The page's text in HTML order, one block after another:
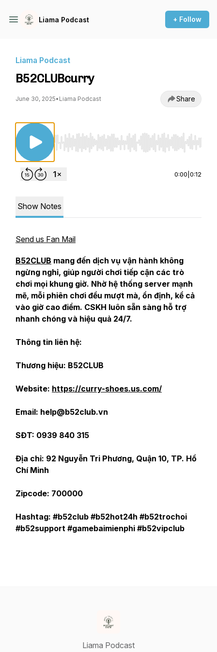
Liama Podcast + Follow
Liama Podcast
B52CLUBcurry
June 30, 2025• Liama Podcast Share
Use Left/Right to seek, Home/End to jump
0:00 0:12
Show Notes
Send us Fan Mail
B52CLUB mang đến dịch vụ vận hành không
ngừng nghỉ, giúp người chơi tiếp cận các trò
chơi mọi khung giờ. Nhờ hệ thống server mạnh
mẽ, mỗi phiên chơi đều mượt mà, ổn định, kể cả
vào giờ cao điểm. CSKH luôn sẵn sàng hỗ trợ
nhanh chóng và hiệu quả 24/7.
Thông tin liên hệ:
Thương hiệu: B52CLUB
Website: https://curry-shoes.us.com/
Email: help@b52club.vn
SĐT: 0939 840 315
Địa chỉ: 92 Nguyễn Tri Phương, Quận 10, TP. Hồ
Chí Minh
Zipcode: 700000
Hashtag: #b52club #b52hot24h #b52trochoi
#b52support #gamebaimienphi #b52vipclub
Liama Podcast